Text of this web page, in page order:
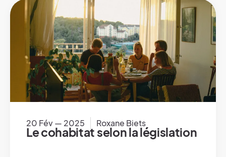
20 Fév — 2025 Roxane Biets
Le cohabitat selon la législation